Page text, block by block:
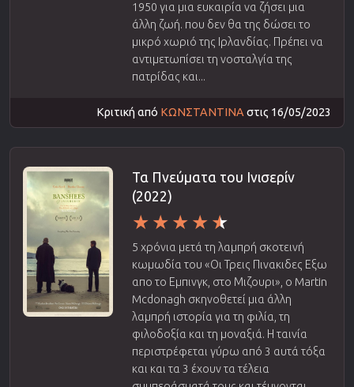
1950 για μια ευκαιρία να ζήσει μια
άλλη ζωή. που δεν θα της δώσει το
μικρό χωριό της Ιρλανδίας. Πρέπει να
αντιμετωπίσει τη νοσταλγία της
πατρίδας και...
Κριτική από ΚΩΝΣΤΑΝΤΙΝΑστις 16/05/2023
Τα Πνεύματα του Ινισερίν
(2022)
5 χρόνια μετά τη λαμπρή σκοτεινή
κωμωδία του «Οι Τρεις Πινακιδες Εξω
απο το Εμπινγκ, στο Μιζουρι», ο Martin
Mcdonagh σκηνοθετεί μια άλλη
λαμπρή ιστορία για τη φιλία, τη
φιλοδοξία και τη μοναξιά. Η ταινία
περιστρέφεται γύρω από 3 αυτά τόξα
και και τα 3 έχουν τα τέλεια